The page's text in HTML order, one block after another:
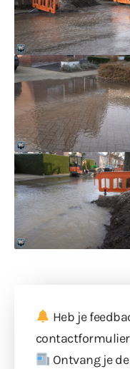
Heb je
contactformulier
Ontvang je